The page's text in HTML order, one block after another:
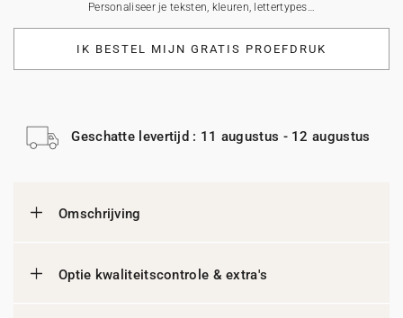
Personaliseer je teksten, kleuren, lettertypes…
IK BESTEL MIJN GRATIS PROEFDRUK
Geschatte levertijd : 11 augustus - 12 augustus
Omschrijving
Optie kwaliteitscontrole & extra's